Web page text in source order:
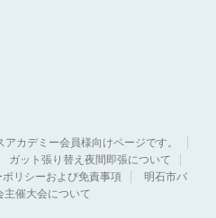
カデミー会員様向けページです。
ガット張り替え夜間即張について
ポリシーおよび免責事項
明石市バ
主催大会について